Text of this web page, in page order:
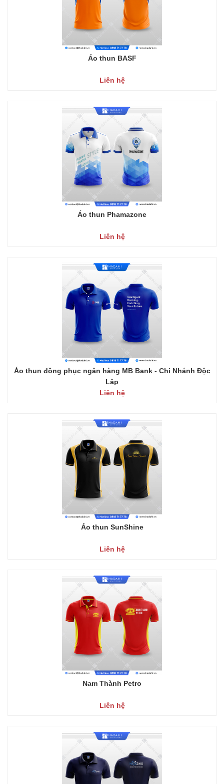
Áo thun BASF
Liên hệ
Áo thun Phamazone
Liên hệ
Áo thun đồng phục ngân hàng MB Bank - Chi Nhánh Độc
Lập
Liên hệ
Áo thun SunShine
Liên hệ
Nam Thành Petro
Liên hệ